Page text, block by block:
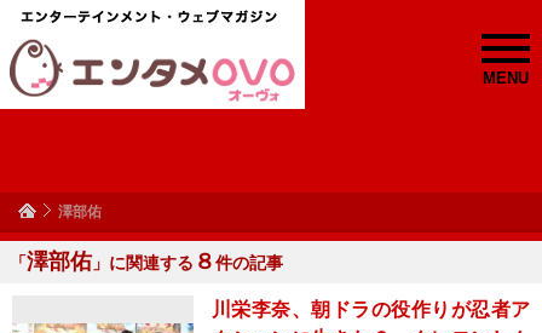
MENU
澤部佑
「澤部佑」に関連する ８件の記事
川栄李奈、朝ドラの役作りが忍者ア